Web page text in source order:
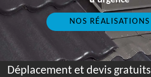
NOS RÉALISATIONS
Déplacement et devis gratuits